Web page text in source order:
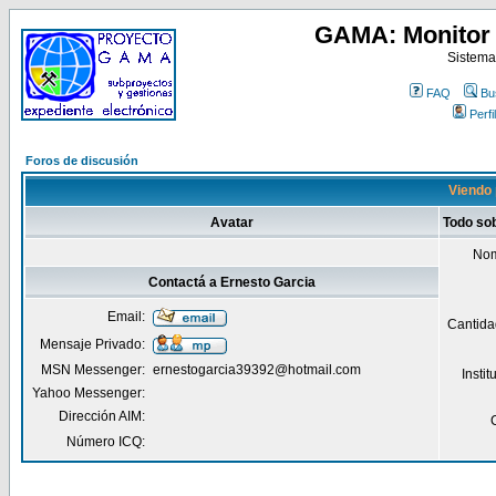
GAMA:
FAQ
Perfil
Foros de discusión
Viendo
Avatar Todo
Contactá a Ernesto Garcia
Email:
Mensaje Privado:
MSN Messenger: ernestogarcia39392@hotmail.com
Yahoo Messenger:
Dirección AIM:
Número ICQ: